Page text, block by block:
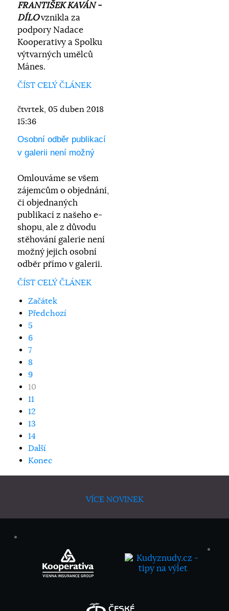
FRANTIŠEK KAVÁN -
DÍLOvznikla za
podpory Nadace
Kooperativy a Spolku
výtvarných umělců
Mánes.
ČÍST CELÝ ČLÁNEK
čtvrtek, 05 duben 2018
15:36
Osobní odběr publikací
v galerii není možný
Omlouváme se všem
zájemcům o objednání,
či objednaných
publikací z našeho e-
shopu, ale z důvodu
stěhování galerie není
možný jejich osobní
odběr přímo v galerii.
ČÍST CELÝ ČLÁNEK
Začátek
Předchozí
5
6
7
8
9
10
11
12
13
14
Další
Konec
VÍCE NOVINEK